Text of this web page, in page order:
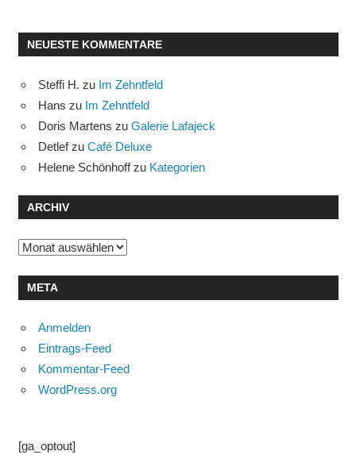
NEUESTE KOMMENTARE
Steffi H. zu Im Zehntfeld
Hans zu Im Zehntfeld
Doris Martens zu Galerie Lafajeck
Detlefzu Café Deluxe
Helene Schönhoffzu Kategorien
ARCHIV
Archiv
META
Anmelden
Eintrags-Feed
Kommentar-Feed
WordPress.org
[ga_optout]